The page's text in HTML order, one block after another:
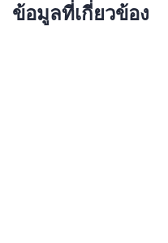
ข้อมูลที่เกี่ยวข้อง